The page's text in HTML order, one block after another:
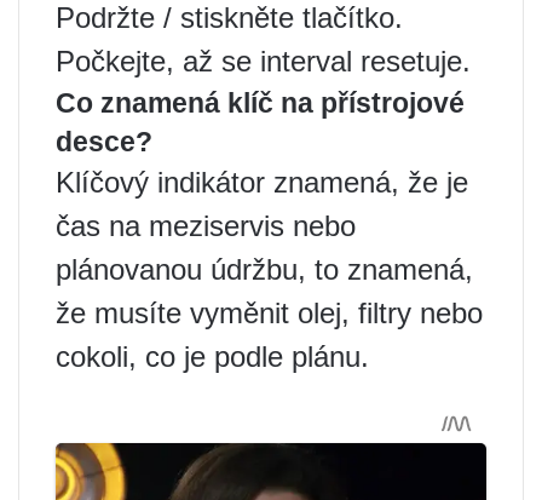
Podržte / stiskněte tlačítko.
Počkejte, až se interval resetuje.
Co znamená klíč na přístrojové
desce?
Klíčový indikátor znamená, že je
čas na meziservis nebo
plánovanou údržbu, to znamená,
že musíte vyměnit olej, filtry nebo
cokoli, co je podle plánu.